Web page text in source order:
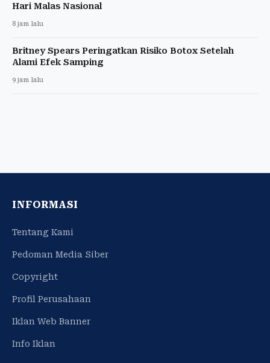
Hari Malas Nasional
8 jam lalu
Britney Spears Peringatkan Risiko Botox Setelah
Alami Efek Samping
9 jam lalu
INFORMASI
Tentang Kami
Pedoman Media Siber
Copyright
Profil Perusahaan
Iklan Web Banner
Info Iklan